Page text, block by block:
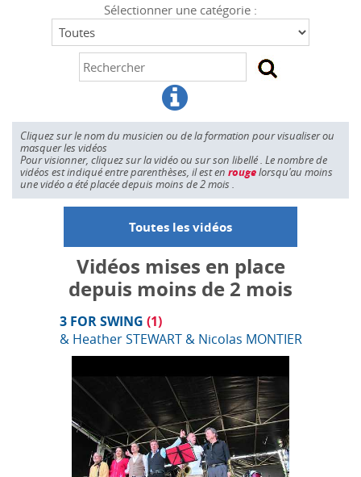
Sélectionner une catégorie :
Cliquez sur le nom du musicien ou de la formation pour visualiser ou
masquer les vidéos
Pour visionner, cliquez sur la vidéo ou sur son libellé . Le nombre de
vidéos est indiqué entre parenthèses, il est en rougelorsqu'au moins
une vidéo a été placée depuis moins de 2 mois .
Toutes les vidéos
Vidéos mises en place
depuis moins de 2 mois
3 FOR SWING (1)
& Heather STEWART & Nicolas MONTIER